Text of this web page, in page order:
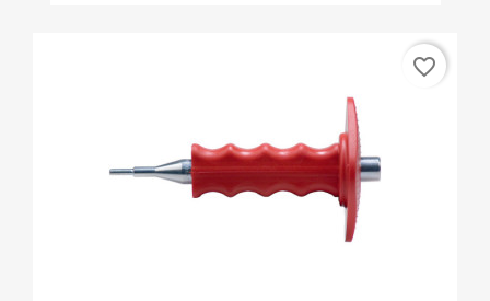
favorite_border